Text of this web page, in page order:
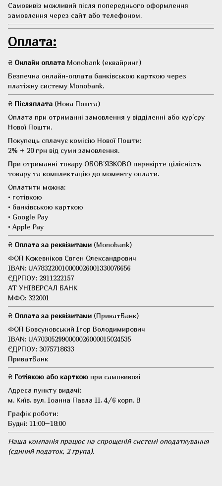
Самовивіз можливий після попереднього оформлення
замовлення через сайт або телефоном.
Оплата:
₴ Онлайн оплата Monobank (еквайринг)
Безпечна онлайн-оплата банківською карткою через
платіжну систему Monobank.
₴ Післяплата (Нова Пошта)
Оплата при отриманні замовлення у відділенні або кур'єру
Нової Пошти.
Покупець сплачує комісію Нової Пошти:
2% + 20 грн від суми замовлення.
При отриманні товару ОБОВ'ЯЗКОВО перевірте цілісність
товару та комплектацію до моменту оплати.
Оплатити можна:
• готівкою
• банківською карткою
• Google Pay
• Apple Pay
₴ Оплата за реквізитами (Monobank)
ФОП Кожевніков Євген Олександрович
IBAN: UA783220010000026001330076656
ЄДРПОУ: 2911222157
АТ УНІВЕРСАЛ БАНК
МФО: 322001
₴ Оплата за реквізитами (ПриватБанк)
ФОП Бовсуновський Ігор Володимирович
IBAN: UA703052990000026000015024535
ЄДРПОУ: 3075718633
ПриватБанк
₴ Готівкою або карткою при самовивозі
Адреса пункту видачі:
м. Київ, вул. Іоанна Павла II, 4/6 корп. В
Графік роботи:
Будні: 11:00–18:00
Наша компанія працює на спрощеній системі оподаткування
(єдиний податок, 2 група).